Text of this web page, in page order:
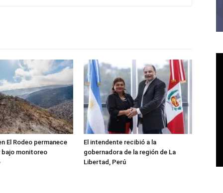
El Rodeo permanece
monitoreo
El intendente recibió a la
gobernadora de la región de La
Libertad, Perú